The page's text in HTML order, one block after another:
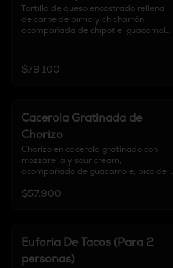
Tortilla de queso encostrado rellena
de carne de birria y chicharrón,
acompañada de chipotle, guacamole,
$79.100
Cacerola Gratinada de
Chorizo
Chorizo en cacerola gratinado con
mozzarella y sour cream,
acompañado de guacamole, pico de
a elección.
$57.900
Euforia De Tacos (Para 2
personas)